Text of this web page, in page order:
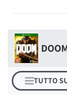
TUTTO